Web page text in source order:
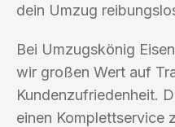
dein Umzug
Bei Umzugskönig
wir großen Wert auf
Kundenzufriedenheit.
einen Komplettservice